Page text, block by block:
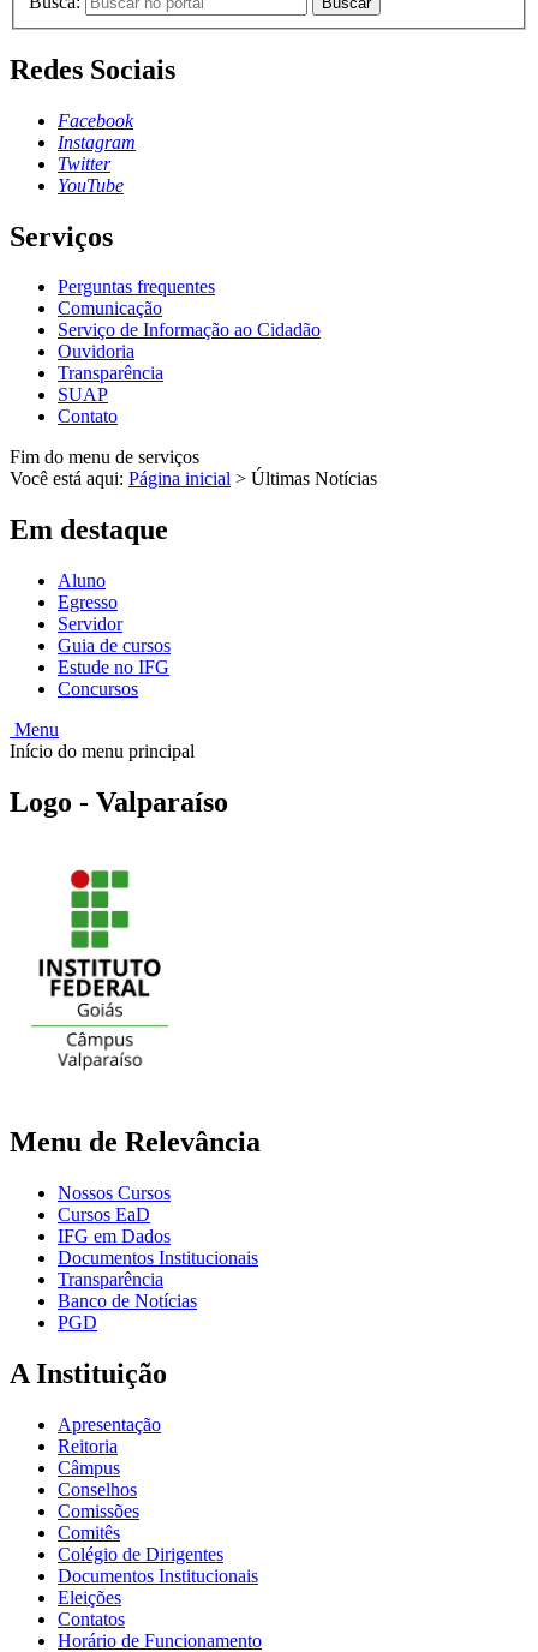
Redes Sociais
Facebook
Instagram
Twitter
YouTube
Serviços
Perguntas frequentes
Comunicação
Serviço de Informação ao Cidadão
Ouvidoria
Transparência
SUAP
Contato
Fim do menu de serviços
Você está aqui: Página inicial > Últimas Notícias
Em destaque
Aluno
Egresso
Servidor
Guia de cursos
Estude no IFG
Concursos
Menu
Início do menu principal
Logo - Valparaíso
Menu de Relevância
Nossos Cursos
Cursos EaD
IFG em Dados
Documentos Institucionais
Transparência
Banco de Notícias
PGD
A Instituição
Apresentação
Reitoria
Câmpus
Conselhos
Comissões
Comitês
Colégio de Dirigentes
Documentos Institucionais
Eleições
Contatos
Horário de Funcionamento